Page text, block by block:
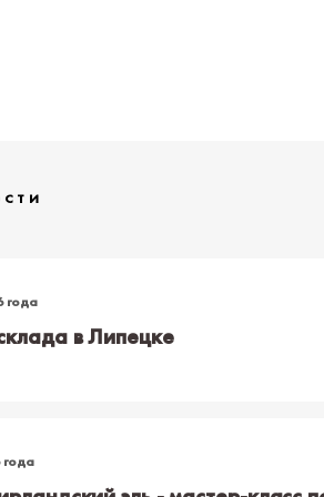
года
в Липецке
года